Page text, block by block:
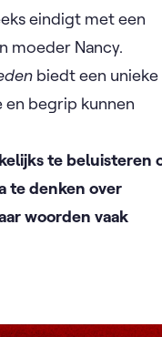
eindigt met een
moeder Nancy.
biedt een unieke
begrip kunnen
te beluisteren
te denken over
woorden vaak